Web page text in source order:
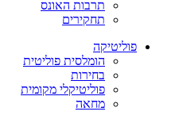
תרבות האונס
תחקירים
פוליטיקה
הומלסית פוליטית
בחירות
פוליטיקלי מקומית
מחאה